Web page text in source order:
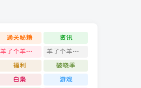
通关秘籍
资讯
羊了个羊通关攻略
羊了个羊通关
福利
破晓季
白枭
游戏